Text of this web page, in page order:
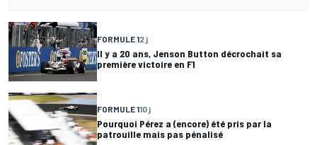
FORMULE 12 j
Il y a 20 ans, Jenson Button décrochait sa
première victoire en F1
FORMULE 110 j
Pourquoi Pérez a (encore) été pris par la
patrouille mais pas pénalisé